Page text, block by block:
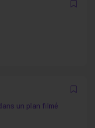
un plan filmé